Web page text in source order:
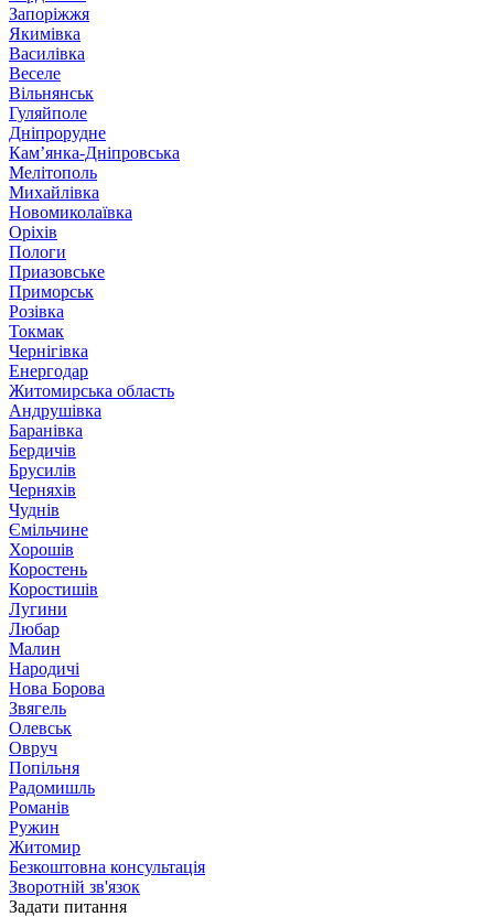
Запоріжжя
Якимівка
Василівка
Веселе
Вільнянськ
Гуляйполе
Дніпрорудне
Кам’янка-Дніпровська
Мелітополь
Михайлівка
Новомиколаївка
Оріхів
Пологи
Приазовське
Приморськ
Розівка
Токмак
Чернігівка
Енергодар
Житомирська область
Андрушівка
Баранівка
Бердичів
Брусилів
Черняхів
Чуднів
Ємільчине
Хорошів
Коростень
Коростишів
Лугини
Любар
Малин
Народичі
Нова Борова
Звягель
Олевськ
Овруч
Попільня
Радомишль
Романів
Ружин
Житомир
Безкоштовна консультація
Зворотній зв'язок
Задати питання